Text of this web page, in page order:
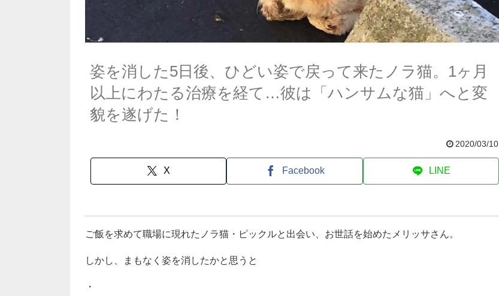
姿を消した5日後、ひどい姿で戻って来たノラ猫。1ヶ月
以上にわたる治療を経て…彼は「ハンサムな猫」へと変
貌を遂げた！
2020/03/10
X Facebook LINE
ご飯を求めて職場に現れたノラ猫・ピックルと出会い、お世話を始めたメリッサさん。
しかし、まもなく姿を消したかと思うと
・